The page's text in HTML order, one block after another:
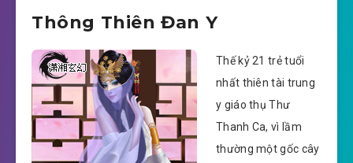
Thông Thiên Đan Y
Thế kỷ 21 trẻ tuổi
nhất thiên tài trung
y giáo thụ Thư
Thanh Ca, vì lầm
thường một gốc cây